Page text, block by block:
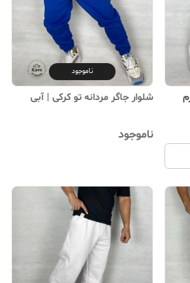
ناموجود
شلوار جاگر مردانه تو کرکی | آبی
ناموجود